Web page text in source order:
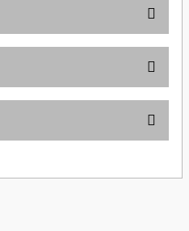
formunu kullanarak tarafımıza